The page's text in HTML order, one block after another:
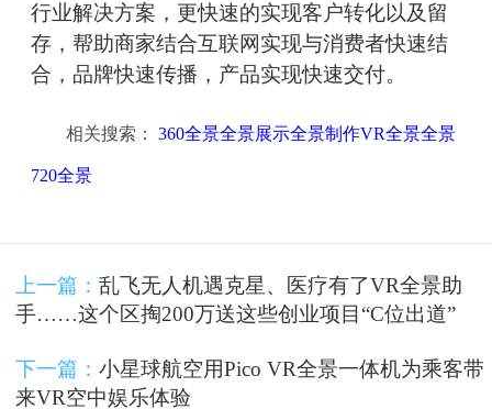
行业解决方案，更快速的实现客户转化以及留
存，帮助商家结合互联网实现与消费者快速结
合，品牌快速传播，产品实现快速交付。
相关搜索： 360全景全景展示全景制作VR全景全景
720全景
上一篇： 乱飞无人机遇克星、医疗有了VR全景助
手……这个区掏200万送这些创业项目“C位出道”
下一篇： 小星球航空用Pico VR全景一体机为乘客带
来VR空中娱乐体验